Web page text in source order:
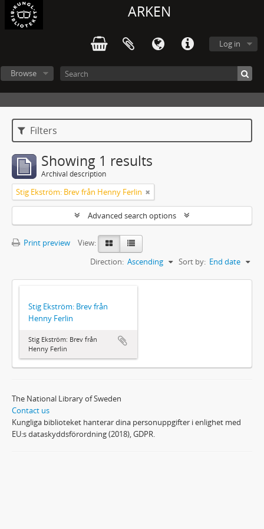
ARKEN
Log in
Browse
Filters
Showing 1 results
Archival description
Stig Ekström: Brev från Henny Ferlin
Advanced search options
Print preview
View:
Sort by: End date
Direction: Ascending
Stig Ekström: Brev från
Henny Ferlin
Stig Ekström: Brev från
Henny Ferlin
The National Library of Sweden
Contact us
Kungliga biblioteket hanterar dina personuppgifter i enlighet med
EU:s dataskyddsförordning (2018), GDPR.